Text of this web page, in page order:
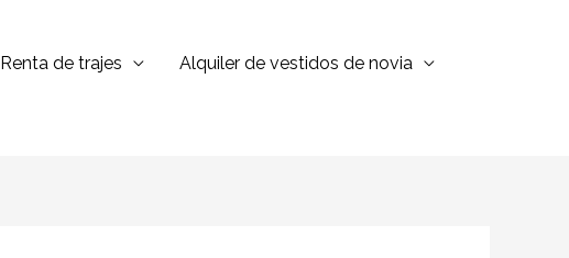
Renta de trajes
Alquiler de vestidos de novia